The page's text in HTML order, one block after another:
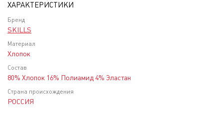
ХАРАКТЕРИСТИКИ
Бренд
SKILLS
Материал
Хлопок
Состав
80% Хлопок 16% Полиамид 4% Эластан
Страна происхождения
РОССИЯ